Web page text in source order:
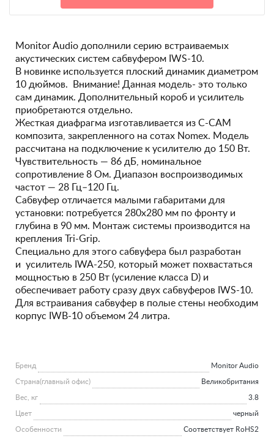
Monitor Audio дополнили серию встраиваемых
акустических систем сабвуфером IWS-10.
В новинке используется плоский динамик диаметром
10 дюймов. Внимание! Данная модель- это только
сам динамик. Дополнительный короб и усилитель
приобретаются отдельно.
Жесткая диафрагма изготавливается из C-CAM
композита, закрепленного на сотах Nomex. Модель
рассчитана на подключение к усилителю до 150 Вт.
Чувствительность — 86 дБ, номинальное
сопротивление 8 Ом. Диапазон воспроизводимых
частот — 28 Гц–120 Гц.
Сабвуфер отличается малыми габаритами для
установки: потребуется 280х280 мм по фронту и
глубина в 90 мм. Монтаж системы производится на
крепления Tri-Grip.
Специально для этого сабвуфера был разработан
и усилитель IWA-250, который может похвастаться
мощностью в 250 Вт (усиление класса D) и
обеспечивает работу сразу двух сабвуферов IWS-10.
Для встраивания сабвуфер в полые стены необходим
корпус IWB-10 объемом 24 литра.
Бренд Monitor Audio
Страна(главный офис) Великобритания
Вес, кг 3.8
Цвет черный
Особенности Соответствует RoHS2